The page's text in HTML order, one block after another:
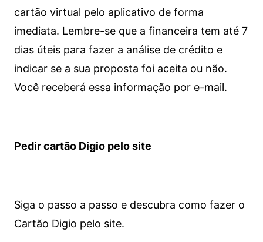
cartão virtual pelo aplicativo de forma
imediata. Lembre-se que a financeira tem até 7
dias úteis para fazer a análise de crédito e
indicar se a sua proposta foi aceita ou não.
Você receberá essa informação por e-mail.
Pedir cartão Digio pelo site
Siga o passo a passo e descubra como fazer o
Cartão Digio pelo site.